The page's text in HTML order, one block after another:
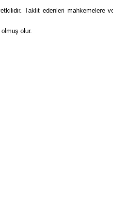
Taklit edenleri mahkemelere
olur.